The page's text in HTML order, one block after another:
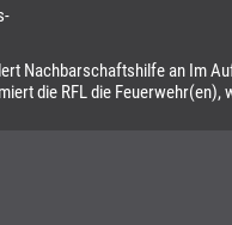
Nachbarschaftshilfe an Im
die RFL die Feuerwehr(en),